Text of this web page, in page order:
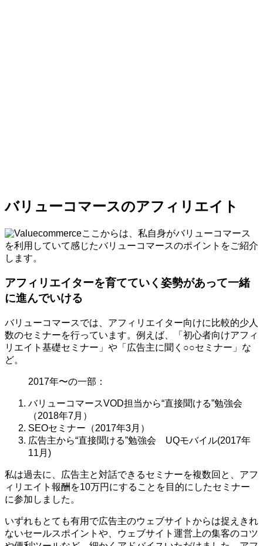
バリューコマースのアフィリエイト
ここからは、私自身がバリューコマース
を利用していて感じたバリューコマースのポイントをご紹介
します。
アフィリエイターを育てていく姿勢があって一緒
に進んでいける
バリューコマースでは、アフィリエイター向けに比較的少人
数のセミナーを行っています。例えば、「初心者向けアフィ
リエイト基礎セミナー」や「広告主に聞く○○セミナー」な
ど。
2017年〜の一部：
バリューコマースVOD担当から“直接聞ける”勉強会
（2018年7月）
SEOセミナー（2017年3月）
広告主から“直接聞ける”勉強会 UQモバイル(2017年
11月)
私は過去に、広告主と対話できるセミナーを複数回と、アフ
ィリエイト報酬を10万円にすることを目的にしたセミナー
に参加しました。
いずれもとても有用で広告主のウェブサイトからは捉えきれ
ないセールスポイントや、ウェブサイト運営上の集客のコツ